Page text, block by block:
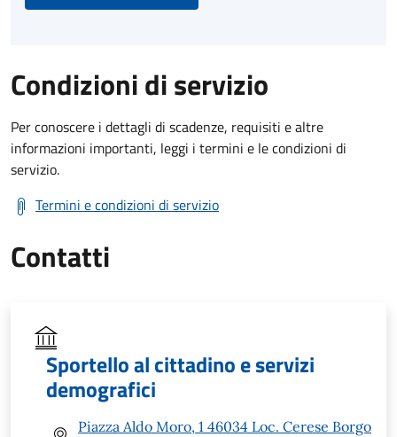
Condizioni di servizio
Per conoscere i dettagli di scadenze, requisiti e altre
informazioni importanti, leggi i termini e le condizioni di
servizio.
Termini e condizioni di servizio
Contatti
Sportello al cittadino e servizi
demografici
Piazza Aldo Moro, 1 46034 Loc. Cerese Borgo